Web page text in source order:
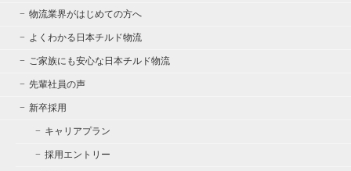
物流業界がはじめての方へ
よくわかる日本チルド物流
ご家族にも安心な日本チルド物流
先輩社員の声
新卒採用
キャリアプラン
採用エントリー